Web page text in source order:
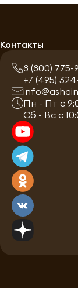
Контакты
8 (800) 775-
+7 (495)
Пн - Пт с
Сб - Вс с